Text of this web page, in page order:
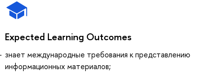
Expected Learning Outcomes
знает международные требования к представлению
информационных материалов;